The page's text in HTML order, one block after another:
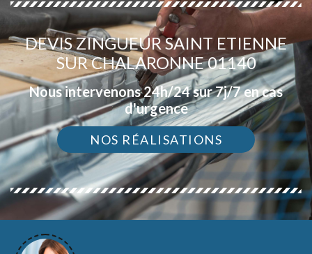
DEVIS ZINGUEUR SAINT ETIENNE
SUR CHALARONNE 01140
Nous intervenons 24h/24 sur 7j/7 en cas
d'urgence
NOS RÉALISATIONS